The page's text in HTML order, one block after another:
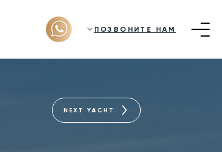
ПОЗВОНИТЕ НАМ
NEXT YACHT